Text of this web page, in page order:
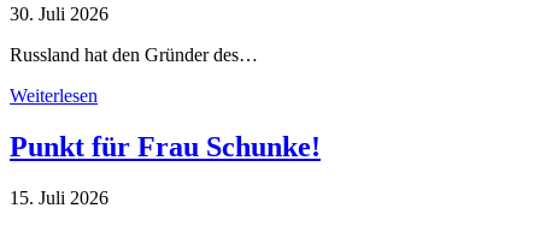
30. Juli 2026
Russland hat den Gründer des…
Weiterlesen
Punkt für Frau Schunke!
15. Juli 2026